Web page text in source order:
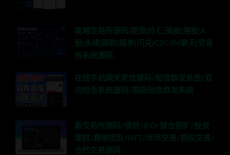
高端交易所源码|期货|外汇|美股|港股|A
股|永续|期权|跟单|闪兑|C2C|IM聊天|交易
所系统源码
在线手机网关发信源码/短信群发系统/双
向短信系统源码/国际短信群发系统
新交易所源码/借贷/IEO/锁仓挖矿/投资
理财/跟单团队/NFT/币币交易/期权交易/
合约交易源码